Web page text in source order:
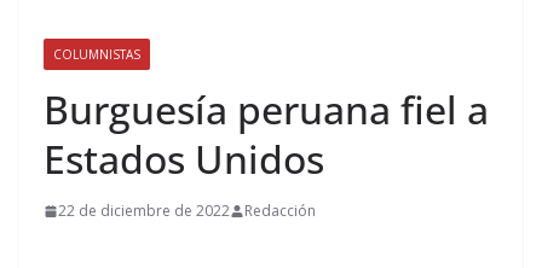
COLUMNISTAS
Burguesía peruana fiel a
Estados Unidos
22 de diciembre de 2022 Redacción